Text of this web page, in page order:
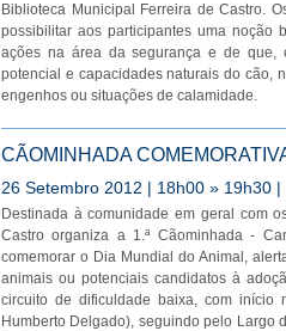
Biblioteca Municipal Ferreira de Castro.
possibilitar aos participantes uma noção
ações na área da segurança e de que,
potencial e capacidades naturais do cão,
engenhos ou situações de calamidade.
CÃOMINHADA
26 Setembro 2012 | 18h00 » 19h30
Destinada à comunidade em geral com
Castro organiza a 1.ª Cãominhada -
comemorar o Dia Mundial do Animal,
animais ou potenciais candidatos à
circuito de dificuldade baixa, com início
Humberto Delgado), seguindo pelo Largo